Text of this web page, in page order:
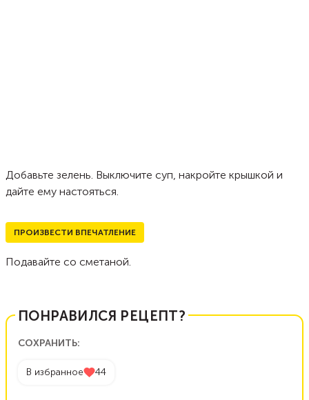
Добавьте зелень. Выключите суп, накройте крышкой и
дайте ему настояться.
ПРОИЗВЕСТИ ВПЕЧАТЛЕНИЕ
Подавайте со сметаной.
ПОНРАВИЛСЯ РЕЦЕПТ?
СОХРАНИТЬ:
В избранное 44